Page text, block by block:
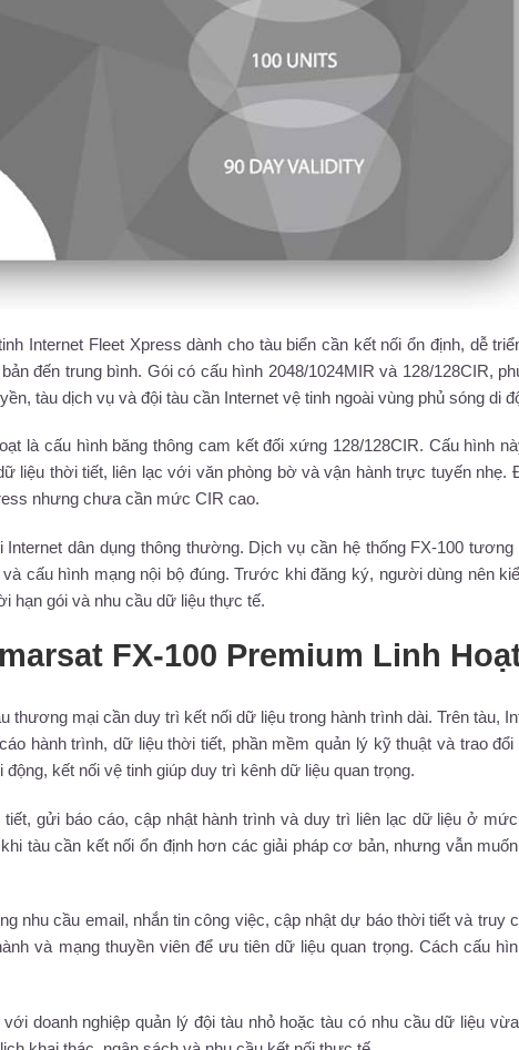
Internet Fleet Xpress dành cho tàu biển cần kết nối ổn định, dễ
đến trung bình. Gói có cấu hình 2048/1024MIR và 128/128CIR,
tàu dịch vụ và đội tàu cần Internet vệ tinh ngoài vùng phủ sóng di
là cấu hình băng thông cam kết đối xứng 128/128CIR. Cấu hình
liệu thời tiết, liên lạc với văn phòng bờ và vận hành trực tuyến nhẹ.
nhưng chưa cần mức CIR cao.
dân dụng thông thường. Dịch vụ cần hệ thống FX-100 tương
cấu hình mạng nội bộ đúng. Trước khi đăng ký, người dùng nên
hạn gói và nhu cầu dữ liệu thực tế.
FX-100 Premium Linh
thương mại cần duy trì kết nối dữ liệu trong hành trình dài. Trên tàu,
hành trình, dữ liệu thời tiết, phần mềm quản lý kỹ thuật và trao đổi
kết nối vệ tinh giúp duy trì kênh dữ liệu quan trọng.
gửi báo cáo, cập nhật hành trình và duy trì liên lạc dữ liệu ở
tàu cần kết nối ổn định hơn các giải pháp cơ bản, nhưng vẫn
nhu cầu email, nhắn tin công việc, cập nhật dự báo thời tiết và truy
và mạng thuyền viên để ưu tiên dữ liệu quan trọng. Cách cấu
doanh nghiệp quản lý đội tàu nhỏ hoặc tàu có nhu cầu dữ liệu